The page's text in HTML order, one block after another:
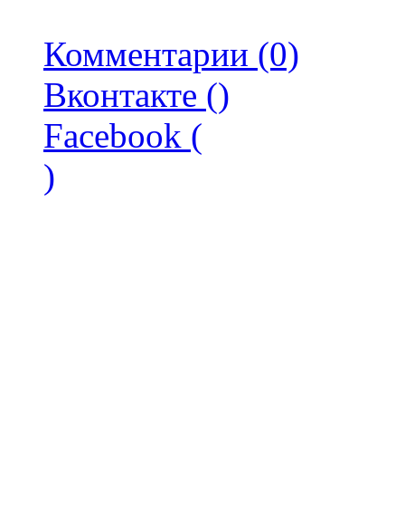
Комментарии (0)
Вконтакте ()
Facebook (
)